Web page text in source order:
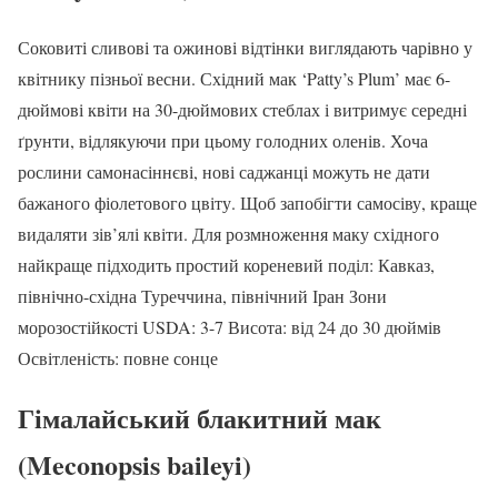
Соковиті сливові та ожинові відтінки виглядають чарівно у
квітнику пізньої весни. Східний мак ‘Patty’s Plum’ має 6-
дюймові квіти на 30-дюймових стеблах і витримує середні
ґрунти, відлякуючи при цьому голодних оленів. Хоча
рослини самонасіннєві, нові саджанці можуть не дати
бажаного фіолетового цвіту. Щоб запобігти самосіву, краще
видаляти зів’ялі квіти. Для розмноження маку східного
найкраще підходить простий кореневий поділ: Кавказ,
північно-східна Туреччина, північний Іран Зони
морозостійкості USDA: 3-7 Висота: від 24 до 30 дюймів
Освітленість: повне сонце
Гімалайський блакитний мак
(Meconopsis baileyi)